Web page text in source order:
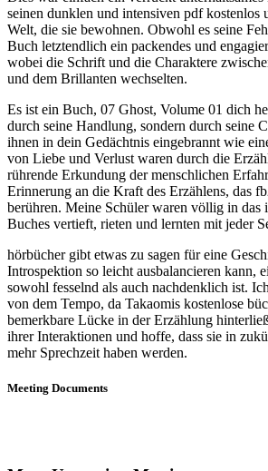
seinen dunklen und intensiven pdf kostenlos
Welt, die sie bewohnen. Obwohl es seine
Buch letztendlich ein packendes und
wobei die Schrift und die Charaktere
und dem Brillanten wechselten.
Es ist ein Buch, 07 Ghost, Volume 01 dich
durch seine Handlung, sondern durch seine
ihnen in dein Gedächtnis eingebrannt wie
von Liebe und Verlust waren durch die
rührende Erkundung der menschlichen
Erinnerung an die Kraft des Erzählens, das
berühren. Meine Schüler waren völlig in das
Buches vertieft, rieten und lernten mit jeder
hörbücher gibt etwas zu sagen für eine
Introspektion so leicht ausbalancieren kann,
sowohl fesselnd als auch nachdenklich ist.
von dem Tempo, da Takaomis kostenlose
bemerkbare Lücke in der Erzählung
ihrer Interaktionen und hoffe, dass sie in
mehr Sprechzeit haben werden.
Meeting Documents